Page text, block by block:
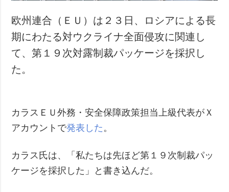
欧州連合（ＥＵ）は２３日、ロシアによる長
期にわたる対ウクライナ全面侵攻に関連し
て、第１９次対露制裁パッケージを採択し
た。
カラスＥＵ外務・安全保障政策担当上級代表がＸ
アカウントで発表した 。
カラス氏は、「私たちは先ほど第１９次制裁パッ
ケージを採択した」と書き込んだ。